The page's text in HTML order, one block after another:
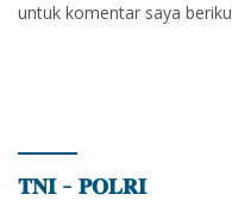
untuk komentar saya
𝐓𝐍𝐈 – 𝐏𝐎𝐋𝐑𝐈